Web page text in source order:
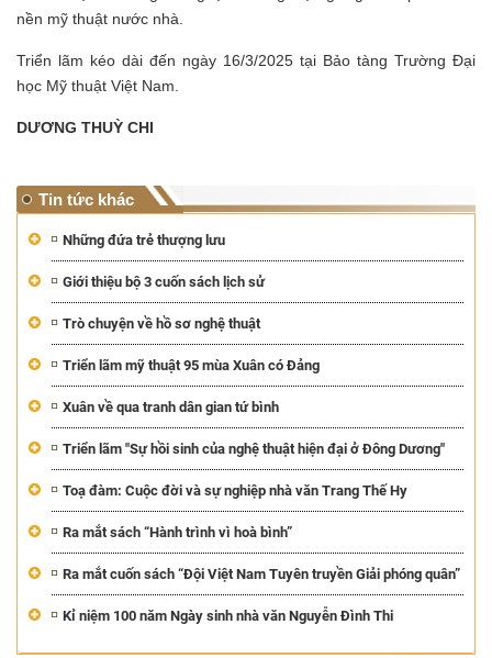
nền mỹ thuật nước nhà.
Triển lãm kéo dài đến ngày 16/3/2025 tại Bảo tàng Trường Đại
học Mỹ thuật Việt Nam.
DƯƠNG THUỲ CHI
Tin tức khác
Những đứa trẻ thượng lưu
Giới thiệu bộ 3 cuốn sách lịch sử
Trò chuyện về hồ sơ nghệ thuật
Triển lãm mỹ thuật 95 mùa Xuân có Đảng
Xuân về qua tranh dân gian tứ bình
Triển lãm "Sự hồi sinh của nghệ thuật hiện đại ở Đông Dương"
Toạ đàm: Cuộc đời và sự nghiệp nhà văn Trang Thế Hy
Ra mắt sách “Hành trình vì hoà bình”
Ra mắt cuốn sách “Đội Việt Nam Tuyên truyền Giải phóng quân”
Kỉ niệm 100 năm Ngày sinh nhà văn Nguyễn Đình Thi